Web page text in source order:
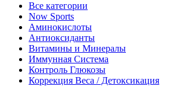
Все категории
Now Sports
Аминокислоты
Антиоксиданты
Витамины и Минералы
Иммунная Система
Контроль Глюкозы
Коррекция Веса / Детоксикация